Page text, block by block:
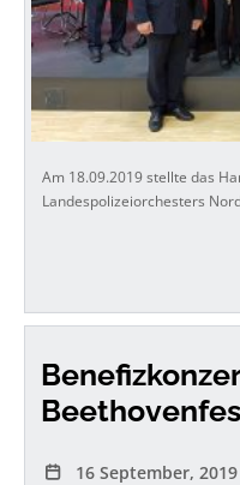
Am 18.09.2019 stellte das
Landespolizeiorchesters
16 September, 2019